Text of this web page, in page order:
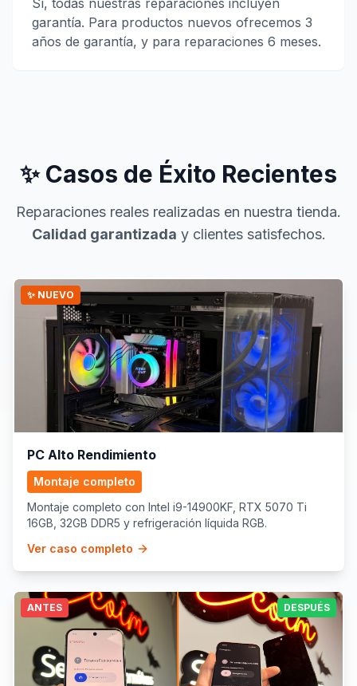
Sí, todas nuestras reparaciones incluyen
garantía. Para productos nuevos ofrecemos 3
años de garantía, y para reparaciones 6 meses.
✨ Casos de Éxito Recientes
Reparaciones reales realizadas en nuestra tienda.
Calidad garantizada y clientes satisfechos.
✨ NUEVO
PC Alto Rendimiento
Montaje completo
Montaje completo con Intel i9-14900KF, RTX 5070 Ti
16GB, 32GB DDR5 y refrigeración líquida RGB.
Ver caso completo
ANTES DESPUÉS